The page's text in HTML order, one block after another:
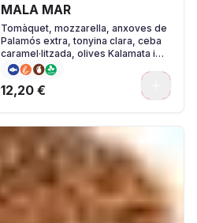
MALA MAR
Tomàquet, mozzarella, anxoves de
Palamós extra, tonyina clara, ceba
caramel·litzada, olives Kalamata i
orenga.
12,20 €